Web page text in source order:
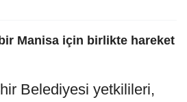
Manisa için birlikte hareket
Belediyesi yetkilileri,